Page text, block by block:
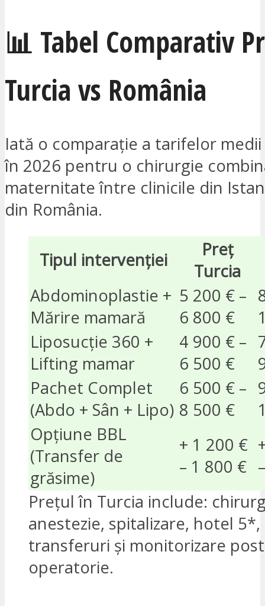
📊 Tabel Comparativ
Turcia vs România
Iată o comparație a tarifelor
în 2026 pentru o chirurgie
maternitate între clinicile din
din România.
Tipul intervenției
Preț
Turcia
Abdominoplastie +
Mărire mamară
5 200 € –
6 800 €
Liposucție 360 +
Lifting mamar
4 900 € –
6 500 €
Pachet Complet
(Abdo + Sân + Lipo)
6 500 € –
8 500 €
Opțiune BBL
(Transfer de
grăsime)
+ 1 200 €
– 1 800 €
Prețul în Turcia include:
anestezie, spitalizare, hotel 5*,
transferuri și monitorizare
operatorie.